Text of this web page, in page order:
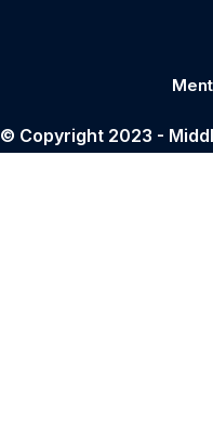
© Copyright 2023 -